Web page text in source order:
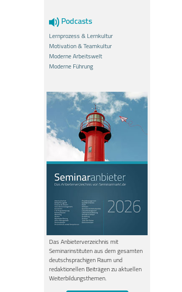
Podcasts
Lernprozess & Lernkultur
Motivation & Teamkultur
Moderne Arbeitswelt
Moderne Führung
Das Anbieterverzeichnis mit
Seminarinstituten aus dem gesamten
deutschsprachigen Raum und
redaktionellen Beiträgen zu aktuellen
Weiterbildungsthemen.